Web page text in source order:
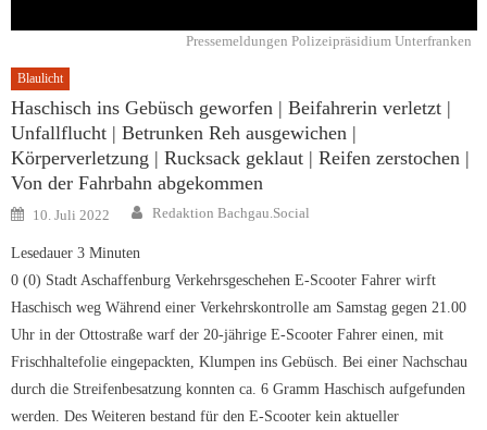
Pressemeldungen Polizeipräsidium Unterfranken
Blaulicht
Haschisch ins Gebüsch geworfen | Beifahrerin verletzt |
Unfallflucht | Betrunken Reh ausgewichen |
Körperverletzung | Rucksack geklaut | Reifen zerstochen |
Von der Fahrbahn abgekommen
Posted
on
10. Juli 2022 Author
Redaktion Bachgau.Social
Lesedauer 3 Minuten
0 (0) Stadt Aschaffenburg Verkehrsgeschehen E-Scooter Fahrer wirft
Haschisch weg Während einer Verkehrskontrolle am Samstag gegen 21.00
Uhr in der Ottostraße warf der 20-jährige E-Scooter Fahrer einen, mit
Frischhaltefolie eingepackten, Klumpen ins Gebüsch. Bei einer Nachschau
durch die Streifenbesatzung konnten ca. 6 Gramm Haschisch aufgefunden
werden. Des Weiteren bestand für den E-Scooter kein aktueller